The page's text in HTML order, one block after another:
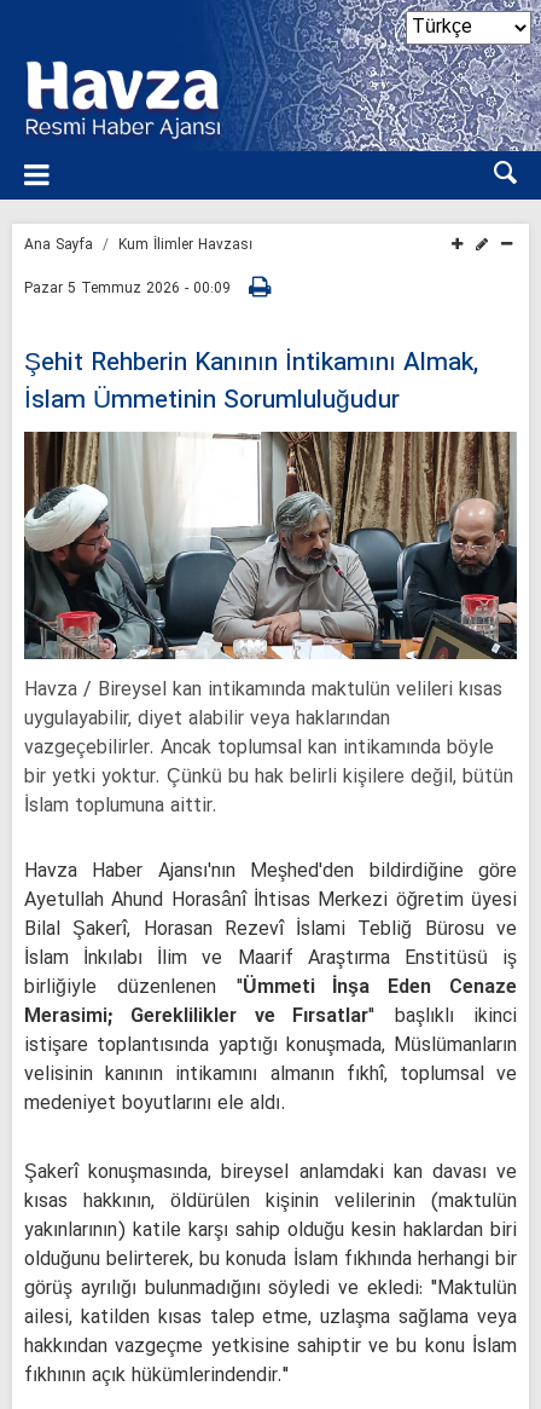
Ana Sayfa
Kum İlimler Havzası
Pazar 5 Temmuz 2026 - 00:09
Şehit Rehberin Kanının İntikamını Almak,
İslam Ümmetinin Sorumluluğudur
Havza / Bireysel kan intikamında maktulün velileri kısas
uygulayabilir, diyet alabilir veya haklarından
vazgeçebilirler. Ancak toplumsal kan intikamında böyle
bir yetki yoktur. Çünkü bu hak belirli kişilere değil, bütün
İslam toplumuna aittir.
Havza Haber Ajansı'nın Meşhed'den bildirdiğine göre
Ayetullah Ahund Horasânî İhtisas Merkezi öğretim üyesi
Bilal Şakerî, Horasan Rezevî İslami Tebliğ Bürosu ve
İslam İnkılabı İlim ve Maarif Araştırma Enstitüsü iş
birliğiyle düzenlenen "Ümmeti İnşa Eden Cenaze
Merasimi; Gereklilikler ve Fırsatlar" başlıklı ikinci
istişare toplantısında yaptığı konuşmada, Müslümanların
velisinin kanının intikamını almanın fıkhî, toplumsal ve
medeniyet boyutlarını ele aldı.
Şakerî konuşmasında, bireysel anlamdaki kan davası ve
kısas hakkının, öldürülen kişinin velilerinin (maktulün
yakınlarının) katile karşı sahip olduğu kesin haklardan biri
olduğunu belirterek, bu konuda İslam fıkhında herhangi bir
görüş ayrılığı bulunmadığını söyledi ve ekledi: "Maktulün
ailesi, katilden kısas talep etme, uzlaşma sağlama veya
hakkından vazgeçme yetkisine sahiptir ve bu konu İslam
fıkhının açık hükümlerindendir."